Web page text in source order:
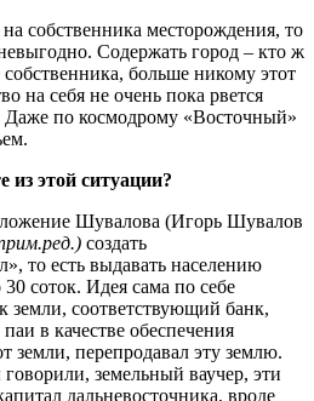
собственника месторождения, то
Содержать город – кто ж
больше никому этот
на себя не очень пока рвется
Даже по космодрому «Восточный»
этой ситуации?
Шувалова (Игорь Шувалов
создать
то есть выдавать населению
соток. Идея сама по себе
земли, соответствующий банк,
в качестве обеспечения
земли, перепродавал эту землю.
земельный ваучер, эти
дальневосточника, вроде